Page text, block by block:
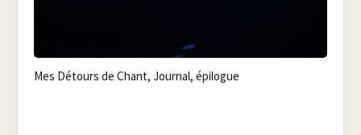
Mes Détours de Chant, Jour­nal, épilogue